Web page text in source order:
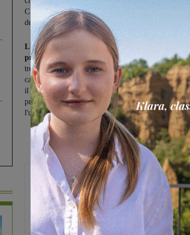
Castelfranco Piandiscò, è stato denunciato ieri sera
della Stazione di San Giovanni per il reato di
L’uomo infatti, al culmine della lite con il vicino,
propria abitazione e ha preso uno dei sei archi di
tre frecce. per poi tornare all’esterno e puntare
casa minacciandolo di morte. La vittima,
il soccorso dei militari dell’Arma che, intervenuti
proceduto al sequestro degli archi e delle frecce e
l'uomo all’autorità giudiziaria per minaccia
Glenda Venturini
Capo redattore